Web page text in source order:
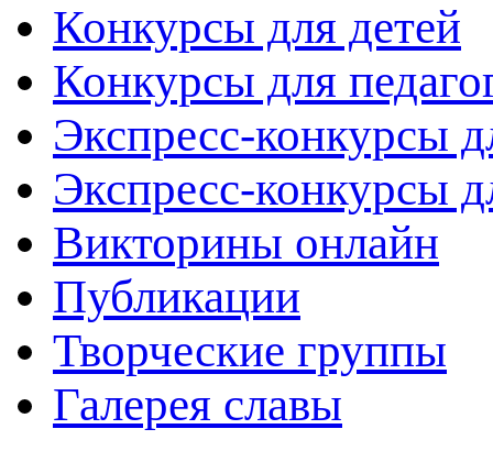
Конкурсы для детей
Конкурсы для
Экспресс-конкурсы
Экспресс-конкурсы
Викторины онлайн
Публикации
Творческие группы
Галерея славы